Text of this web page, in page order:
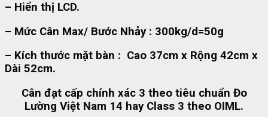
– Hiển thị LCD.
– Mức Cân Max/ Bước Nhảy : 300kg/d=50g
– Kích thước mặt bàn : Cao 37cm x Rộng 42cm x
Dài 52cm.
Cân đạt cấp chính xác 3 theo tiêu chuẩn Đo
Lường Việt Nam 14 hay Class 3 theo OIML.